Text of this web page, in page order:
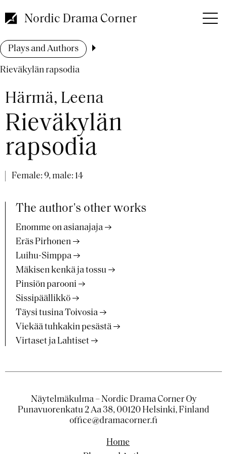
to
main
Nordic Drama Corner
Breadcrumb
Plays and Authors
Rieväkylän rapsodia
Härmä, Leena
Rieväkylän
rapsodia
Female: 9, male: 14
The author's other works
Enomme on asianajaja
Eräs Pirhonen
Luihu-Simppa
Mäkisen kenkä ja tossu
Pinsiön parooni
Sissipäällikkö
Täysi tusina Toivosia
Viekää tuhkakin pesästä
Virtaset ja Lahtiset
Näytelmäkulma – Nordic Drama Corner Oy
Punavuorenkatu 2 Aa 38, 00120 Helsinki, Finland
office@dramacorner.fi
Home